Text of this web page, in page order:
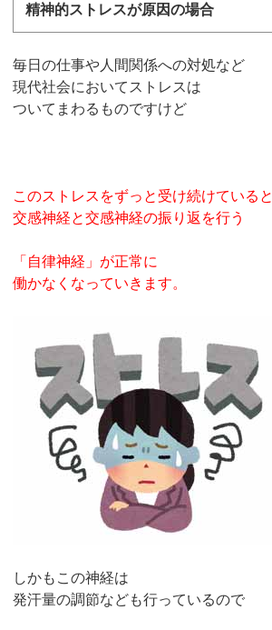
精神的ストレスが原因の場合
毎日の仕事や人間関係への対処など
現代社会においてストレスは
ついてまわるものですけど
このストレスをずっと受け続けていると
交感神経と交感神経の振り返を行う
「自律神経」が正常に
働かなくなっていきます。
しかもこの神経は
発汗量の調節なども行っているので